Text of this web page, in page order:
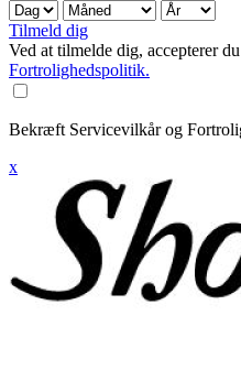
Tilmeld dig
Ved at tilmelde dig, accepterer
Fortrolighedspolitik.
Bekræft Servicevilkår og
x